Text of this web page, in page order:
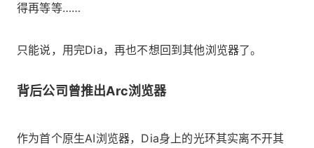
得再等等……
只能说，用完Dia，再也不想回到其他浏览器了。
背后公司曾推出Arc浏览器
作为首个原生AI浏览器，Dia身上的光环其实离不开其